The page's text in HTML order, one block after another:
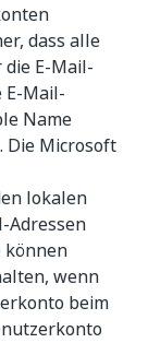
dass alle
E-Mail-
E-Mail-
Name
Die Microsoft
lokalen
Adressen
können
wenn
beim